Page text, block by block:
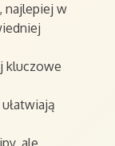
najlepiej w
kluczowe
ale